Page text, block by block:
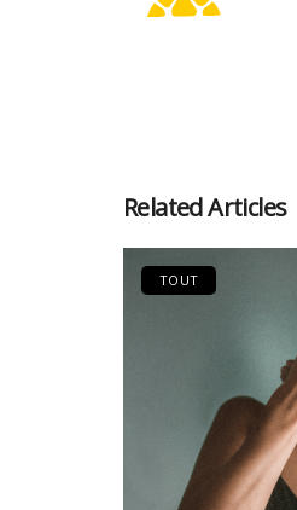
Related Articles
TOUT